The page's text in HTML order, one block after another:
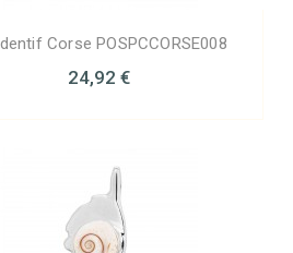
Corse POSPCCORSE008
24,92 €